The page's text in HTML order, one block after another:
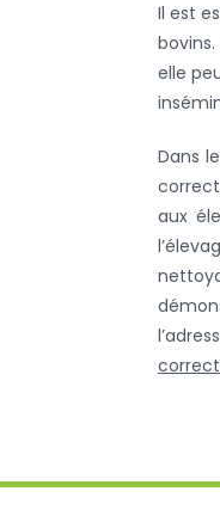
Il est
elle
Dans
aux